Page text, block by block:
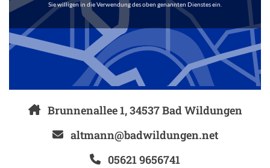
Sie willigen in die Verwendung des oben genannten Dienstes ein.
Brunnenallee 1, 34537 Bad Wildungen
altmann@badwildungen.net
05621 9656741